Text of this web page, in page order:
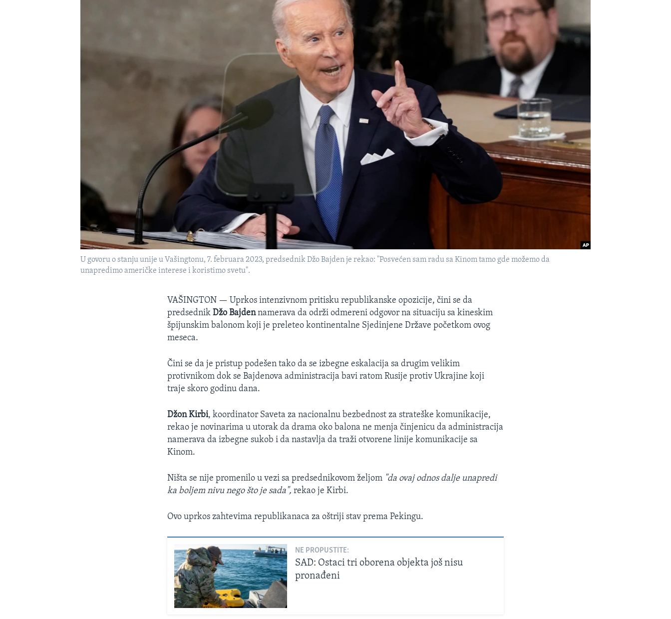
U govoru o stanju unije u Vašingtonu, 7. februara 2023, predsednik Džo Bajden je rekao: "Posvećen sam radu sa Kinom tamo gde možemo da
unapredimo američke interese i koristimo svetu".
VAŠINGTON — Uprkos intenzivnom pritisku republikanske opozicije, čini se da
predsednikDžo Bajdennamerava da održi odmereni odgovor na situaciju sa kineskim
špijunskim balonom koji je preleteo kontinentalne Sjedinjene Države početkom ovog
meseca.
Čini se da je pristup podešen tako da se izbegne eskalacija sa drugim velikim
protivnikom dok se Bajdenova administracija bavi ratom Rusije protiv Ukrajine koji
traje skoro godinu dana.
Džon Kirbi, koordinator Saveta za nacionalnu bezbednost za strateške komunikacije,
rekao je novinarima u utorak da drama oko balona ne menja činjenicu da administracija
namerava da izbegne sukob i da nastavlja da traži otvorene linije komunikacije sa
Kinom.
Ništa se nije promenilo u vezi sa predsednikovom željom "da ovaj odnos dalje unapredi
ka boljem nivu nego što je sada", rekao je Kirbi.
Ovo uprkos zahtevima republikanaca za oštriji stav prema Pekingu.
NE PROPUSTITE:
SAD: Ostaci tri oborena objekta još nisu
pronađeni